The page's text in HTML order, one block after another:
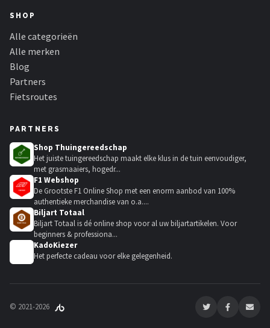
SHOP
Alle categorieën
Alle merken
Blog
Partners
Fietsroutes
PARTNERS
Shop Thuingereedschap
Het juiste tuingereedschap maakt elke klus in de tuin eenvoudiger,
met grasmaaiers, hogedr...
F1 Webshop
De Grootste F1 Online Shop met een enorm aanbod van 100%
authentieke merchandise van o.a....
Biljart Totaal
Biljart Totaal is dé online shop voor al uw biljartartikelen. Voor
beginners & professiona...
KadoKiezer
Het perfecte cadeau voor elke gelegenheid.
© 2021-2026